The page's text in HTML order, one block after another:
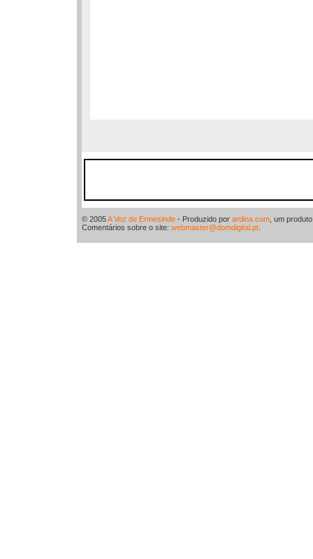
© 2005A Voz de Ermesinde - Produzido por ardina.com , um
Comentários sobre o site: webmaster@domdigital.pt